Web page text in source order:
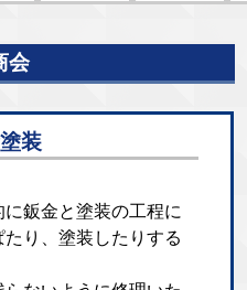
会
装
鈑金と塗装の工程に
り、塗装したりする